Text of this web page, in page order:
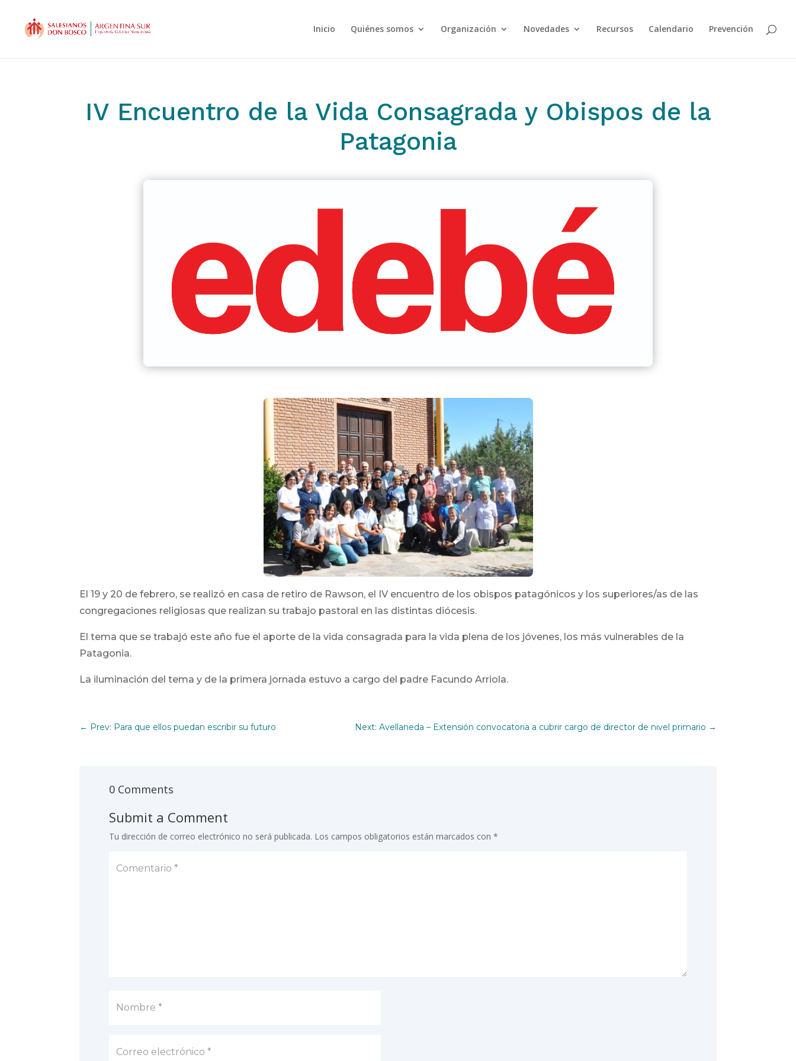
Inicio Quiénes somos Organización Novedades Recursos Calendario Prevención
IV Encuentro de la Vida Consagrada y Obispos de la
Patagonia
El 19 y 20 de febrero, se realizó en casa de retiro de Rawson, el IV encuentro de los obispos patagónicos y los superiores/as de las
congregaciones religiosas que realizan su trabajo pastoral en las distintas diócesis.
El tema que se trabajó este año fue el aporte de la vida consagrada para la vida plena de los jóvenes, los más vulnerables de la
Patagonia.
La iluminación del tema y de la primera jornada estuvo a cargo del padre Facundo Arriola.
← Prev: Para que ellos puedan escribir su futuro Next: Avellaneda – Extensión convocatoria a cubrir cargo de director de nivel primario →
0 Comments
Submit a Comment
Tu dirección de correo electrónico no será publicada. Los campos obligatorios están marcados con*